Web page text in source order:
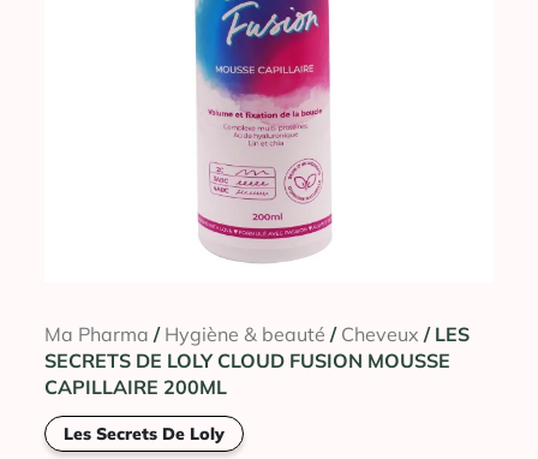
Ma Pharma / Hygiène & beauté / Cheveux / LES
SECRETS DE LOLY CLOUD FUSION MOUSSE
CAPILLAIRE 200ML
Les Secrets De Loly